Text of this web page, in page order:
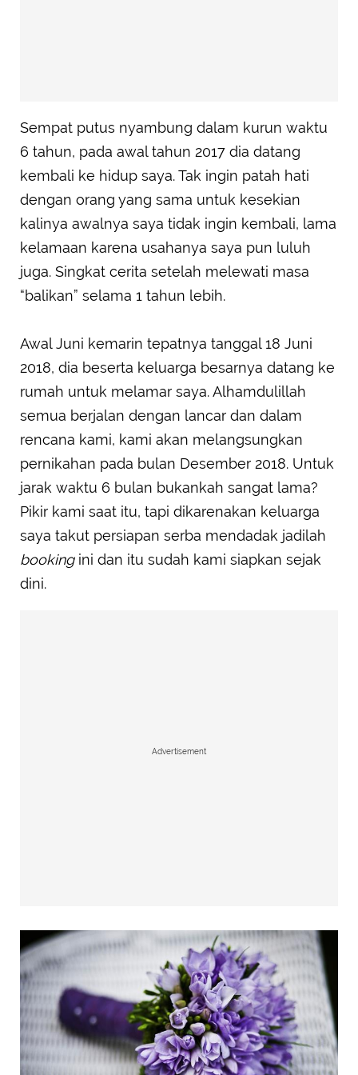
Sempat putus nyambung dalam kurun waktu
6 tahun, pada awal tahun 2017 dia datang
kembali ke hidup saya. Tak ingin patah hati
dengan orang yang sama untuk kesekian
kalinya awalnya saya tidak ingin kembali, lama
kelamaan karena usahanya saya pun luluh
juga. Singkat cerita setelah melewati masa
“balikan” selama 1 tahun lebih.
Awal Juni kemarin tepatnya tanggal 18 Juni
2018, dia beserta keluarga besarnya datang ke
rumah untuk melamar saya. Alhamdulillah
semua berjalan dengan lancar dan dalam
rencana kami, kami akan melangsungkan
pernikahan pada bulan Desember 2018. Untuk
jarak waktu 6 bulan bukankah sangat lama?
Pikir kami saat itu, tapi dikarenakan keluarga
saya takut persiapan serba mendadak jadilah
bookingini dan itu sudah kami siapkan sejak
dini.
Advertisement